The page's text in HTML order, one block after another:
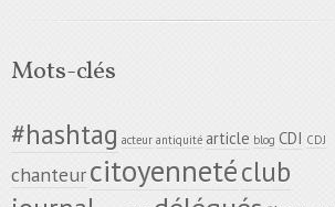
Mots-clés
#hashtag acteur antiquité article blog CDI CDJ
chanteurcitoyennetéclub